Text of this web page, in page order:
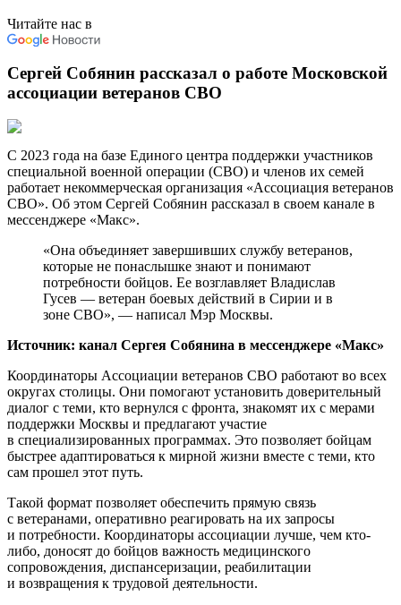
Читайте нас в
Сергей Собянин рассказал о работе Московской
ассоциации ветеранов СВО
С 2023 года на базе Единого центра поддержки участников
специальной военной операции (СВО) и членов их семей
работает некоммерческая организация «Ассоциация ветеранов
СВО». Об этом Сергей Собянин рассказал в своем канале в
мессенджере «Макс».
«Она объединяет завершивших службу ветеранов,
которые не понаслышке знают и понимают
потребности бойцов. Ее возглавляет Владислав
Гусев — ветеран боевых действий в Сирии и в
зоне СВО», — написал Мэр Москвы.
Источник: канал Сергея Собянина в мессенджере «Макс»
Координаторы Ассоциации ветеранов СВО работают во всех
округах столицы. Они помогают установить доверительный
диалог с теми, кто вернулся с фронта, знакомят их с мерами
поддержки Москвы и предлагают участие
в специализированных программах. Это позволяет бойцам
быстрее адаптироваться к мирной жизни вместе с теми, кто
сам прошел этот путь.
Такой формат позволяет обеспечить прямую связь
с ветеранами, оперативно реагировать на их запросы
и потребности. Координаторы ассоциации лучше, чем кто-
либо, доносят до бойцов важность медицинского
сопровождения, диспансеризации, реабилитации
и возвращения к трудовой деятельности.